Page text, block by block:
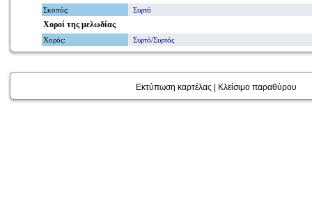
Σκοπός: Συρτό
Χοροί της μελωδίας
Χορός: Συρτό/Συρτός
Εκτύπωση καρτέλας Κλείσιμο παραθύρου